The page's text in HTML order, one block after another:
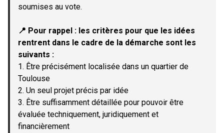
soumises au vote.
📍 Pour rappel : les critères pour que les idées
rentrent dans le cadre de la démarche sont les
suivants :
1. Être précisément localisée dans un quartier de
Toulouse
2. Un seul projet précis par idée
3. Être suffisamment détaillée pour pouvoir être
évaluée techniquement, juridiquement et
financièrement